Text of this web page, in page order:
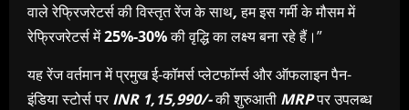
वाले रेफ्रिजरेटर्स की विस्तृत रेंज के साथ,हम इस गर्मी के मौसम में
रेफ्रिजरेटर्स में25%-30%की वृद्धि का लक्ष्य बना रहे हैं।”
यह रेंज वर्तमान में प्रमुख ई-कॉमर्स प्लेटफॉर्म्स और ऑफलाइन पैन-
इंडिया स्टोर्स परINR 1,15,990/-की शुरुआती MRPपर उपलब्ध